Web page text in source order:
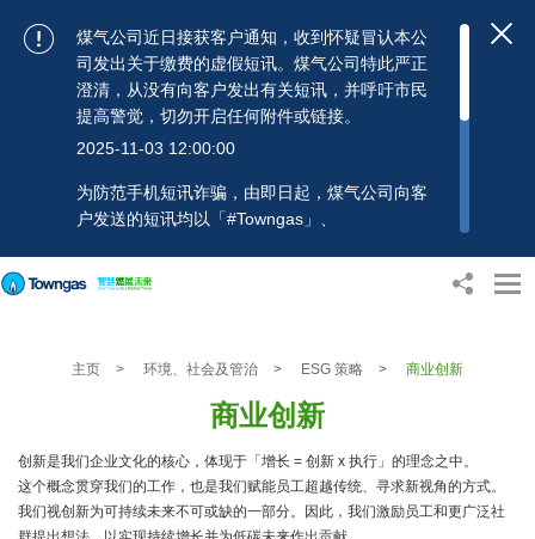
煤气公司近日接获客户通知，收到怀疑冒认本公
司发出关于缴费的虚假短讯。煤气公司特此严正
澄清，从没有向客户发出有关短讯，并呼吁市民
提高警觉，切勿开启任何附件或链接。
2025-11-03 12:00:00
为防范手机短讯诈骗，由即日起，煤气公司向客
户发送的短讯均以「#Towngas」、
个人资料，以免蒙受损失。若有任何疑问，可随
时致电煤气公司客户服务热线：2880 6988或电
邮：towngas.cs@towngas.com 查询。
2024-11-14 17:00:00
主页 > 环境、社会及管治 > ESG 策略 > 商业创新
商业创新
创新是我们企业文化的核心，体现于「增长 = 创新 x 执行」的理念之中。
这个概念贯穿我们的工作，也是我们赋能员工超越传统、寻求新视角的方式。
我们视创新为可持续未来不可或缺的一部分。因此，我们激励员工和更广泛社